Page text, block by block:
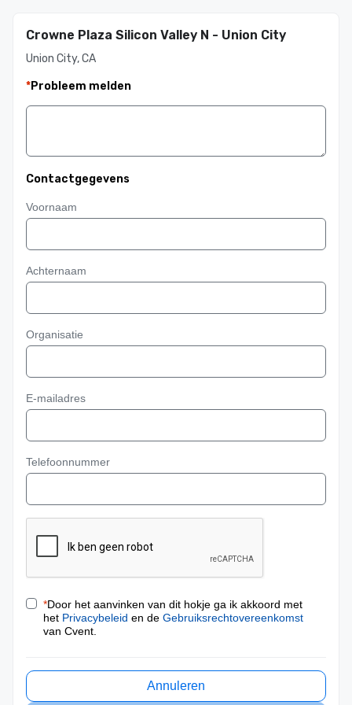
Crowne Plaza Silicon Valley N - Union City
Union City, CA
*Probleem melden
Contactgegevens
Voornaam
Achternaam
Organisatie
E-mailadres
Telefoonnummer
*Door het aanvinken van dit hokje ga ik akkoord met
het Privacybeleid en de Gebruiksrechtovereenkomst
van Cvent.
Annuleren